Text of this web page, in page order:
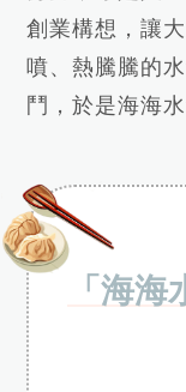
創業構想，讓
噴、熱騰騰的
鬥，於是海海
「海